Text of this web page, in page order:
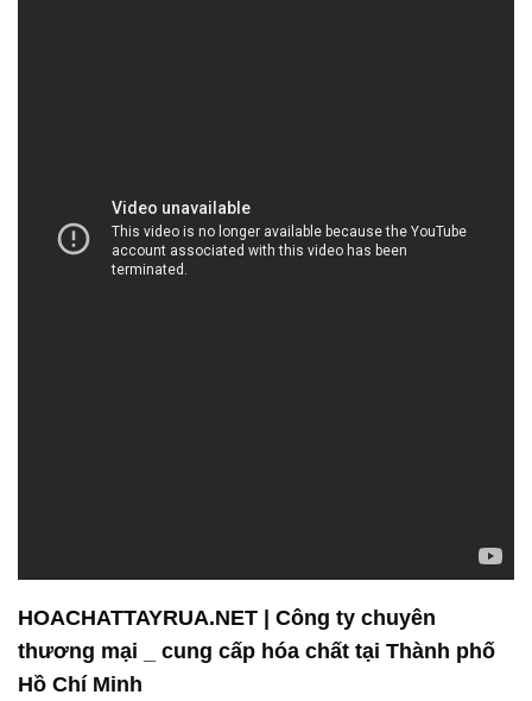
HOACHATTAYRUA.NET | Công ty chuyên
thương mại _ cung cấp hóa chất tại Thành phố
Hồ Chí Minh